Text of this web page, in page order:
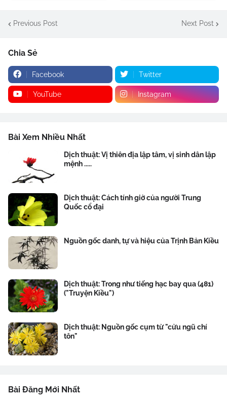
Previous Post Next Post
Chia Sẻ
Facebook Twitter
YouTube Instagram
Bài Xem Nhiều Nhất
Dịch thuật: Vị thiên địa lập tâm, vị sinh dân lập
mệnh .....
Dịch thuật: Cách tính giờ của người Trung
Quốc cổ đại
Nguồn gốc danh, tự và hiệu của Trịnh Bản Kiều
Dịch thuật: Trong như tiếng hạc bay qua (481)
("Truyện Kiều")
Dịch thuật: Nguồn gốc cụm từ "cửu ngũ chí
tôn"
Bài Đăng Mới Nhất